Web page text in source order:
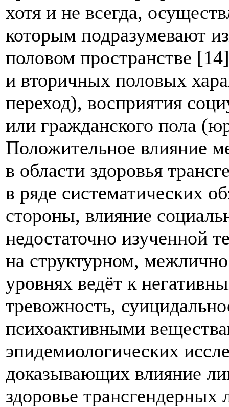
хотя и не всегда,
которым подразумевают
половом пространстве
и вторичных половых
переход), восприятия
или гражданского пола
Положительное влияние
в области здоровья
в ряде систематических
стороны, влияние
недостаточно изученной
на структурном,
уровнях ведёт к
тревожность,
психоактивными
эпидемиологических
доказывающих влияние
здоровье